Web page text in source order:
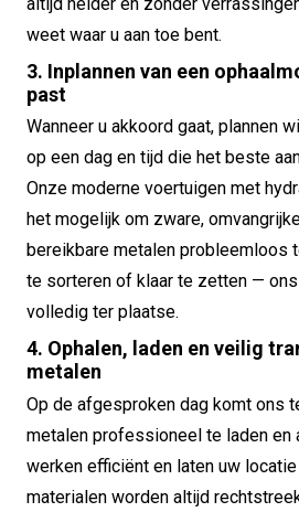
weet waar u aan toe bent.
3. Inplannen van een
past
Wanneer u akkoord gaat, plannen
op een dag en tijd die het beste
Onze moderne voertuigen met
het mogelijk om zware,
bereikbare metalen probleemloos
te sorteren of klaar te zetten —
volledig ter plaatse.
4. Ophalen, laden en veilig
metalen
Op de afgesproken dag komt ons
metalen professioneel te laden en
werken efficiënt en laten uw
materialen worden altijd